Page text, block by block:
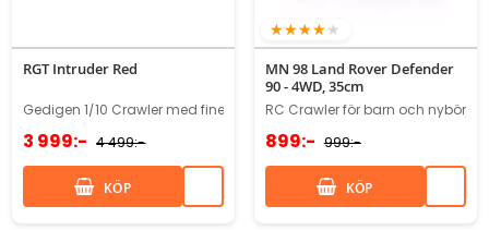
RGT Intruder Red
Gedigen 1/10 Crawler med finesser!
3 999:- 4 499:-
KÖP
80%
MN 98 Land Rover Defender
90 - 4WD, 35cm
RC Crawler för barn och
899:- 999:-
KÖP